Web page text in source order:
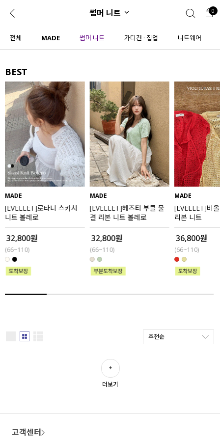
로그인 0
ENG
JP
콘텐츠 리뷰 & 혜택 플러스핏 회원혜택 입
CATEGORY COMMUNITY
도착보장⚡
인플루언서 pick!
신상 5%
베스트
MADE
세트할인 ~30%
하객룩
원피스
니트
ALL
익스클루시브
아우터
니트
블라우스
액티브웨어
ACC
썸머 니트 0
전체 MADE 썸머 니트 가디건 · 집업 니트웨어
BEST
MADE
[EVELLET]로타니 스카시
니트 볼레로
32,800원
(66~110)
MADE
[EVELLET]헤즈티 부클 물
결 리본 니트 볼레로
32,800원
(66~110)
MADE
[EVELLET]비
리본 니트
36,800원
(66~110)
추천순
더보기
고객센터